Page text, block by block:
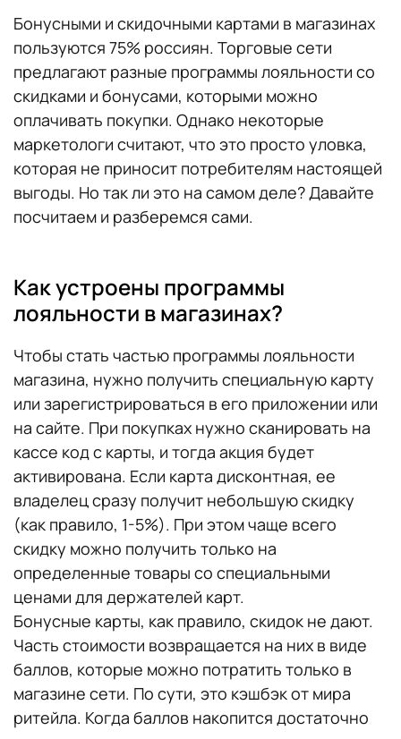
Бонусными и скидочными картами в магазинах
пользуются 75% россиян. Торговые сети
предлагают разные программы лояльности со
скидками и бонусами, которыми можно
оплачивать покупки. Однако некоторые
маркетологи считают, что это просто уловка,
которая не приносит потребителям настоящей
выгоды. Но так ли это на самом деле? Давайте
посчитаем и разберемся сами.
Как устроены программы
лояльности в магазинах?
Чтобы стать частью программы лояльности
магазина, нужно получить специальную карту
или зарегистрироваться в его приложении или
на сайте. При покупках нужно сканировать на
кассе код с карты, и тогда акция будет
активирована. Если карта дисконтная, ее
владелец сразу получит небольшую скидку
(как правило, 1-5%). При этом чаще всего
скидку можно получить только на
определенные товары со специальными
ценами для держателей карт.
Бонусные карты, как правило, скидок не дают.
Часть стоимости возвращается на них в виде
баллов, которые можно потратить только в
магазине сети. По сути, это кэшбэк от мира
ритейла. Когда баллов накопится достаточно